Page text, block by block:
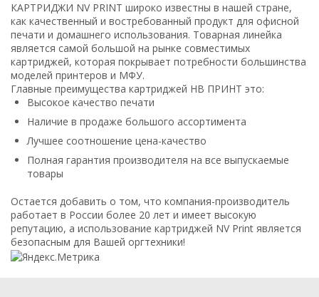
КАРТРИДЖИ NV PRINT широко известны в нашей стране,
как качественный и востребованный продукт для офисной
печати и домашнего использования. Товарная линейка
является самой большой на рынке совместимых
картриджей, которая покрывает потребности большинства
моделей принтеров и МФУ.
Главные преимущества картриджей НВ ПРИНТ это:
Высокое качество печати
Наличие в продаже большого ассортимента
Лучшее соотношение цена-качество
Полная гарантия производителя на все выпускаемые
товары
Остается добавить о том, что компания-производитель
работает в России более 20 лет и имеет высокую
репутацию, а использование картриджей NV Print является
безопасным для Вашей оргтехники!